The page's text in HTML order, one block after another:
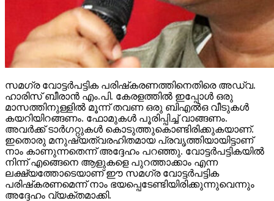
സമഗ്ര വോട്ടര്‍പട്ടിക പരിഷ്‌കരണത്തിനെതിരെ അഡ്വ.
ഹാരിസ് ബീരാന്‍ എം.പി. കേരളത്തില്‍ ഇപ്പോള്‍ ഒരു
മാസത്തിനുള്ളില്‍ മൂന്ന് തവണ ഒരു ബിഎല്‍ഒ വീടുകള്‍
കയറിയിറങ്ങണം. ഫോമുകള്‍ പൂരിപ്പിച്ച് വാങ്ങണം.
അവര്‍ക്ക് ടാര്‍ഗറ്റുകള്‍ കൊടുത്തുകൊണ്ടിരിക്കുകയാണ്.
ഇതൊരു മനുഷ്യത്വരഹിതമായ പ്രവൃത്തിയായിട്ടാണ്
നാം കാണുന്നതെന്ന് അദ്ദേഹം പറഞ്ഞു. വോട്ടര്‍പട്ടികയില്‍
നിന്ന് എങ്ങെനെ ആളുകളെ പുറത്താക്കാം എന്ന
ലക്ഷ്യത്തോടെയാണ് ഈ സമഗ്ര വോട്ടര്‍പട്ടിക
പരിഷ്‌കരണമെന്ന് നാം ഭയപ്പെടേണ്ടിയിരിക്കുന്നുവെന്നും
അദ്ദേഹം വ്യക്തമാക്കി.